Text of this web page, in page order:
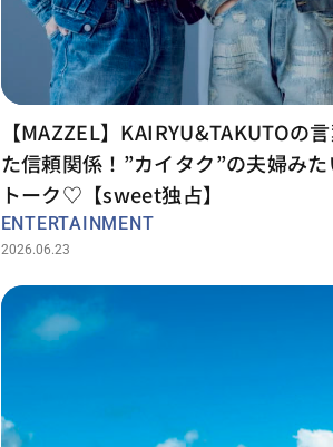
【MAZZEL】KAIRYU&TAKUTOの
た信頼関係！”カイタク”の夫婦みた
トーク♡【sweet独占】
ENTERTAINMENT
2026.06.23